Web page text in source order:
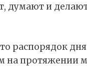
думают и
распорядок дня
на протяжении